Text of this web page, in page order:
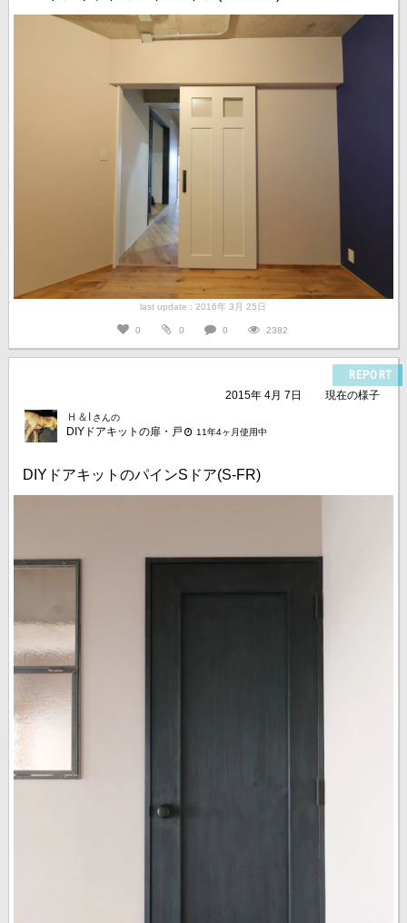
last update : 2016年 3月 25日
0 0 0 2382
REPORT
2015年 4月 7日
現在の様子
Ｈ＆I さんの
DIYドアキットの扉・戸 11年4ヶ月使用中
DIYドアキットのパインSドア(S-FR)